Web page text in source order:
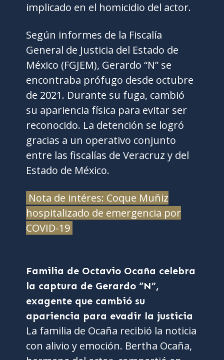
implicado en el homicidio del actor.
Según informes de la Fiscalía
General de Justicia del Estado de
México (FGJEM), Gerardo “N” se
encontraba prófugo desde octubre
de 2021. Durante su fuga, cambió
su apariencia física para evitar ser
reconocido. La detención se logró
gracias a un operativo conjunto
entre las fiscalías de Veracruz y del
Estado de México.
Nota de intéres: Coque Muñiz
hospitalizado de emergencia por
COVID-19
Familia de Octavio Ocaña celebra
la captura de Gerardo “N”,
exagente que cambió su
apariencia para evadir la justicia
La familia de Ocaña recibió la noticia
con alivio y emoción. Bertha Ocaña,